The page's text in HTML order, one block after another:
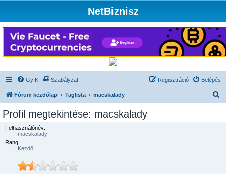
NetBiznisz
GyIK Szabályzat Belépés
Regisztráció
Fórum kezdőlap Taglista macskalady
Profil megtekintése: macskalady
Felhasználónév:
macskalady
Rang:
Kezdő